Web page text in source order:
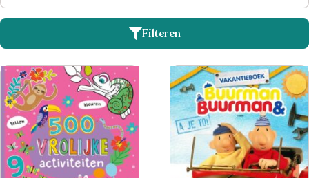
Filteren